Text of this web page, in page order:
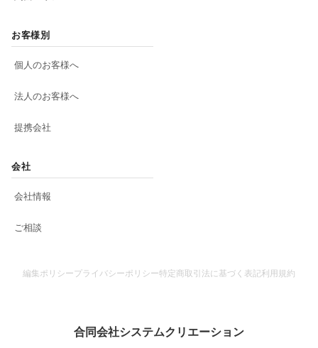
お客様別
個人のお客様へ
法人のお客様へ
提携会社
会社
会社情報
ご相談
編集ポリシープライバシーポリシー特定商取引法に基づく表記利用規約
合同会社システムクリエーション